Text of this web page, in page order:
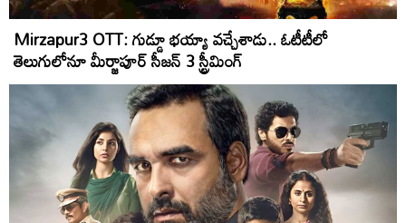
Mirzapur3 OTT: గుడ్డూ భయ్యా వ‌చ్చేశాడు.. ఓటీటీలో
తెలుగులోనూ మీర్జాపూర్ సీజ‌న్ 3 స్ట్రీమింగ్